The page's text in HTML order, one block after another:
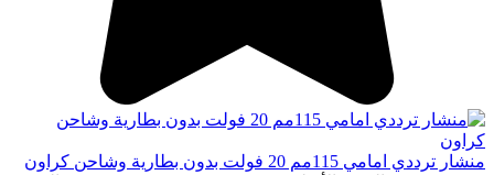
منشار ترددي امامي 115مم 20 فولت بدون بطارية وشاحن كراون